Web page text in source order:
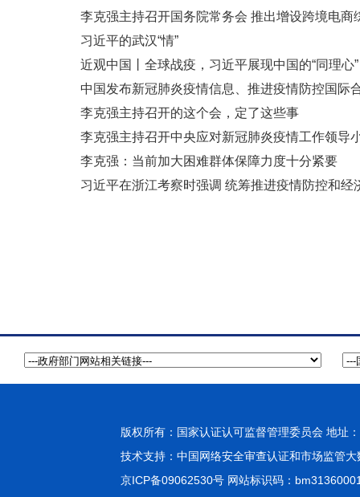
李克强主持召开国务院常务会 推出增设跨境电
习近平的武汉“情”
近观中国丨全球战疫，习近平展现中国的“同理心”
中国发布新冠肺炎疫情信息、推进疫情防控国际
李克强主持召开的这个会，定了这些事
李克强主持召开中央应对新冠肺炎疫情工作领导
李克强：当前加大困难群体保障力度十分紧要
习近平在浙江考察时强调 统筹推进疫情防控和
版权所有：国家认证认可监督管理委员会 地址
技术支持： 中国网络安全审查认证和市场监管大
京ICP备09062530号 网站标识码：